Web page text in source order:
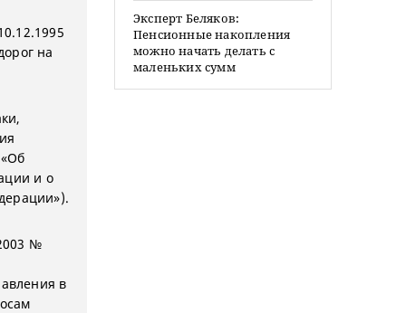
на
и о
№
в
Эксперт Беляков:
Пенсионные накопления
можно начать делать с
маленьких сумм